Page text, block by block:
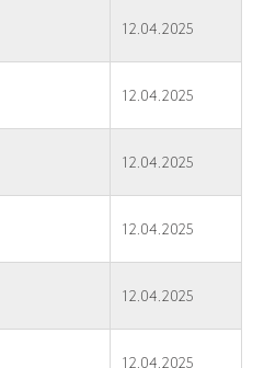
12.04.2025
12.04.2025
12.04.2025
12.04.2025
12.04.2025
12.04.2025